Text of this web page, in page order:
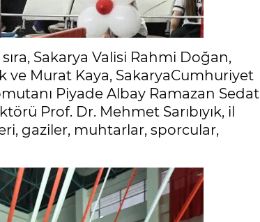
Sakarya Valisi Rahmi Doğan,
ve Murat Kaya, SakaryaCumhuriyet
Piyade Albay Ramazan Sedat
Prof. Dr. Mehmet Sarıbıyık, il
gaziler, muhtarlar, sporcular,